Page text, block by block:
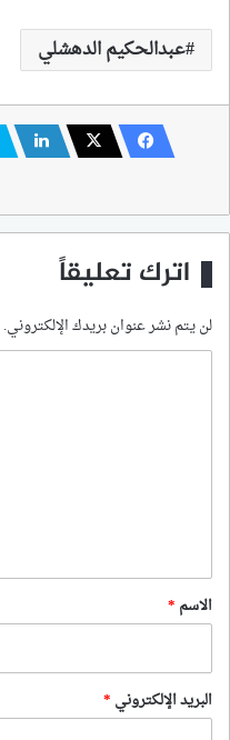
عبدالحكيم الدهشلي
اترك تعليقاً
لن يتم نشر عنوان بريدك الإلكتروني.
*
الاسم *
البريد الإلكتروني *